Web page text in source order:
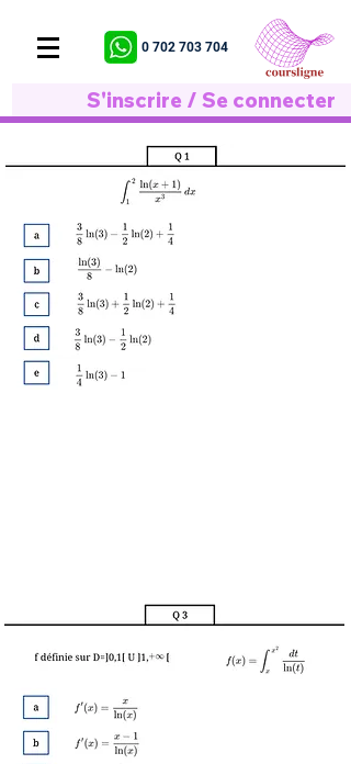
0 702 703 704
S'inscrire / Se connecter